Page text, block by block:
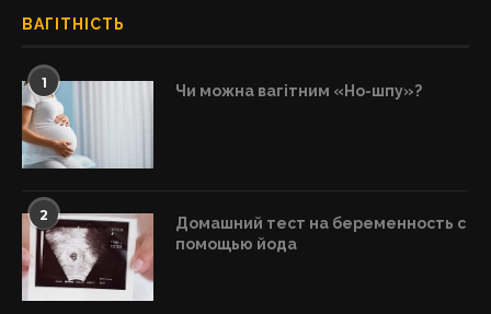
ВАГІТНІСТЬ
1 Чи можна вагітним «Но-шпу»?
2
Домашний тест на беременность с
помощью йода